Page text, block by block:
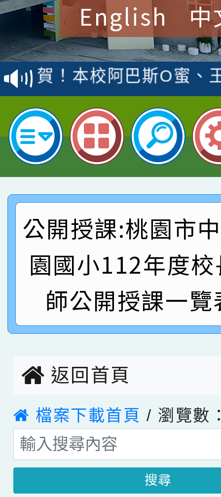
English 中
賀！本校參加桃園市中
賽 洪綺君教師榮獲社
名
賀！本校阿巴斯O蜜、
倩參加桃園市科展 國
名 指導老師王老師、
賀！本校四年二班張O
園市英語競賽國小朗讀
指導老師林老師
賀！本校參加桃園市中
賽 劉文瑛教師榮獲教
臺灣台語-第二名
賀！本校參與2026世
市賽榮獲科學小創客佳
創客第三名。
賀！本校參加桃園市中
名
倩參加桃園市科展 國
名 指導老師王老師、
賀！本校四年二班張O
園市英語競賽國小朗讀
指導老師林老師
賀！本校參加桃園市中
賽 劉文瑛教師榮獲教
臺灣台語-第二名
賀！本校參與2026世
市賽榮獲科學小創客佳
公開授課:桃園市
園國小112年度
師公開授課一
返回首頁
檔案下載首頁 / 瀏覽數
搜尋